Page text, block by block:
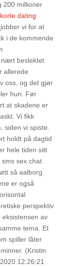
200 millioner
dating
vi for at
i de kommende
nært beslektet
allerede
oss, og det gjør
hun. Før
at skadene er
Vi fikk
siden vi spiste.
holdt på dagtid
hele tiden sitt
sex chat
så aalborg
er også
perspektiv
eksistensen av
tema. Et
spiller låter
(Kristin
12:26:21